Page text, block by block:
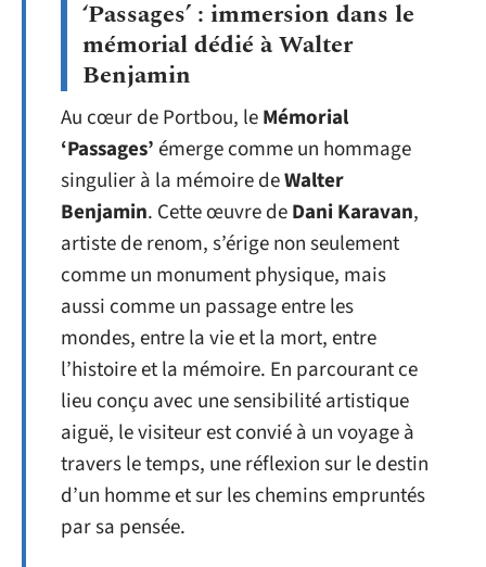
‘Passages’ : immersion dans le
mémorial dédié à Walter
Benjamin
Au cœur de Portbou, leMémorial
‘Passages’émerge comme un hommage
singulier à la mémoire deWalter
Benjamin. Cette œuvre deDani Karavan,
artiste de renom, s’érige non seulement
comme un monument physique, mais
aussi comme un passage entre les
mondes, entre la vie et la mort, entre
l’histoire et la mémoire. En parcourant ce
lieu conçu avec une sensibilité artistique
aiguë, le visiteur est convié à un voyage à
travers le temps, une réflexion sur le destin
d’un homme et sur les chemins empruntés
par sa pensée.